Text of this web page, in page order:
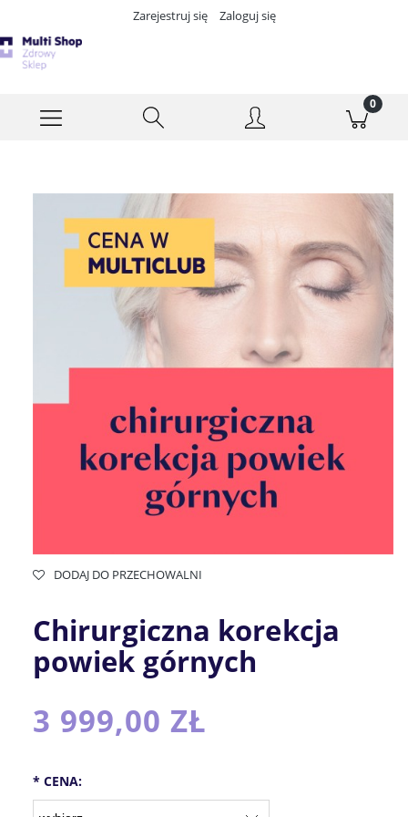
Zarejestruj się Zaloguj się
DODAJ DO PRZECHOWALNI
Chirurgiczna korekcja
powiek górnych
3 999,00 ZŁ
* CENA: